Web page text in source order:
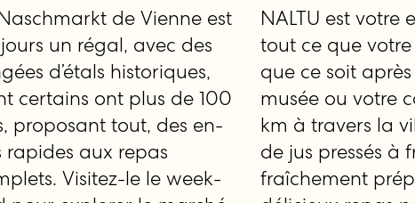
de Vienne est
un régal, avec des
d’étals historiques,
certains ont plus de 100
proposant tout, des en-
rapides aux repas
Visitez-le le week-
NALTU est votre
tout ce que
que ce soit
musée ou votre
km à travers la
de jus pressés à
fraîchement